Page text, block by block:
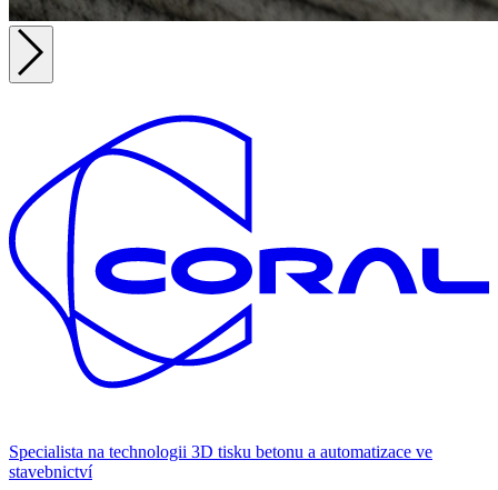
Specialista na technologii 3D tisku betonu a automatizace ve
stavebnictví